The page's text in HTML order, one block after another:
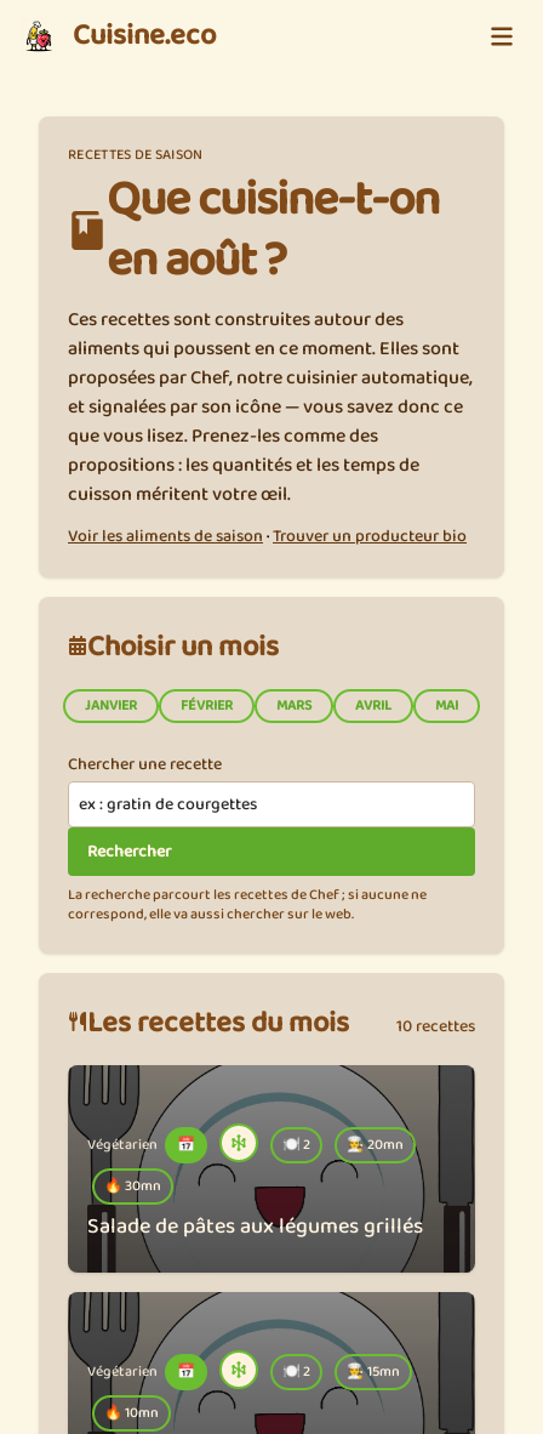
Cuisine.eco
RECETTES DE SAISON
Que cuisine-t-on
en août ?
Ces recettes sont construites autour des
aliments qui poussent en ce moment. Elles sont
proposées par Chef, notre cuisinier automatique,
et signalées par son icône — vous savez donc ce
que vous lisez. Prenez-les comme des
propositions : les quantités et les temps de
cuisson méritent votre œil.
Voir les aliments de saison·Trouver un producteur bio
Choisir un mois
JANVIER FÉVRIER MARS AVRIL MAI
Chercher une recette
La recherche parcourt les recettes de Chef ; si aucune ne
correspond, elle va aussi chercher sur le web.
Les recettes du mois 10 recettes
Végétarien 📅 🍽️ 2
🧑‍🍳 20mn
🔥 30mn
Salade de pâtes aux légumes grillés
Végétarien 📅 🍽️ 2
🧑‍🍳 15mn
🔥 10mn